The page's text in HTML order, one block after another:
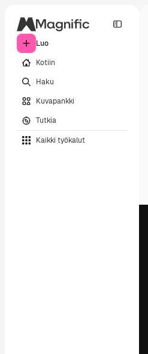
Luo
Kotiin
Haku
Kuvapankki
Tutkia
Kaikki työkalut